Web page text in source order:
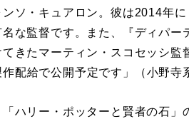
ソ・キュアロン。彼は2014年
な監督です。また、『ディパ
きたマーティン・スコセッシ監
配給で公開予定です」（小野寺
ハリー・ポッターと賢者の石」